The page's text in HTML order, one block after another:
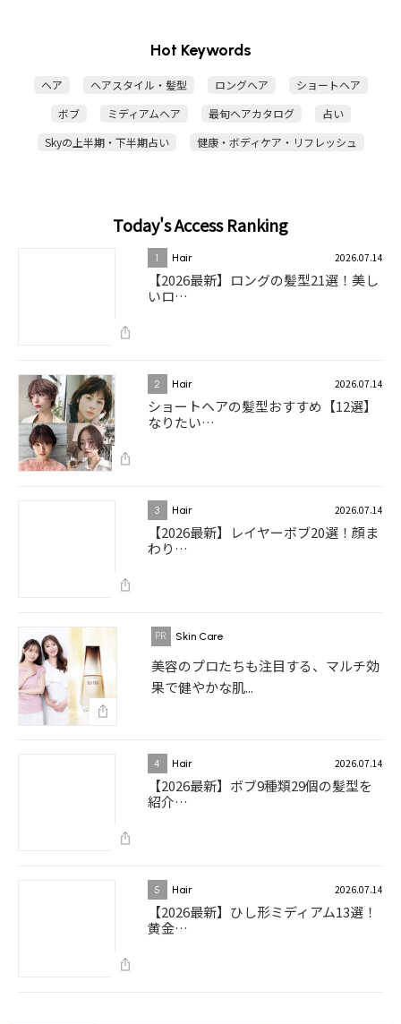
Hot Keywords
ヘア ヘアスタイル・髪型 ロングヘア
ショートヘア
ボブ
ミディアムヘア 最旬ヘアカタログ
占い
Skyの上半期・下半期占い
健康・ボディケア・リフレッシュ
Today's Access Ranking
1 Hair 2026.07.14
【2026最新】ロングの髪型21選！美し
いロ…
2 Hair 2026.07.14
ショートヘアの髪型おすすめ【12選】
なりたい…
3 Hair 2026.07.14
【2026最新】レイヤーボブ20選！顔ま
わり…
Skin Care
美容のプロたちも注目する、マルチ効
果で健やかな肌...
4 Hair 2026.07.14
【2026最新】ボブ9種類29個の髪型を
紹介…
5 Hair 2026.07.14
【2026最新】ひし形ミディアム13選！
黄金…